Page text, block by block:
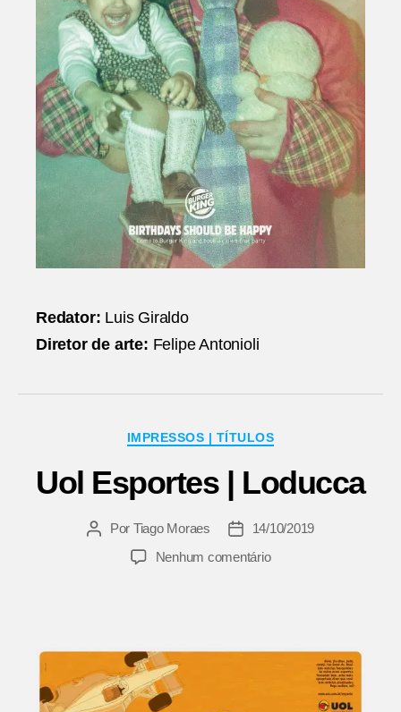
Redator: Luis Giraldo
Diretor de arte: Felipe Antonioli
Categorias
IMPRESSOS | TÍTULOS
Uol Esportes | Loducca
Autor
Por Tiago Moraes
Data14/10/2019
Nenhum comentárioem